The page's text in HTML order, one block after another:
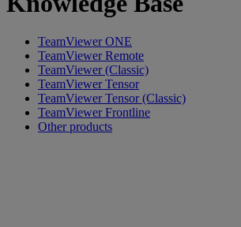
TeamViewer ONE
TeamViewer Remote
TeamViewer (Classic)
TeamViewer Tensor
TeamViewer Tensor (Classic)
TeamViewer Frontline
Other products